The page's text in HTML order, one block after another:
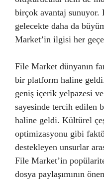
birçok avantaj sunuyor.
gelecekte daha da
Market’in ilgisi her
File Market dünyanın
bir platform haline
geniş içerik yelpazesi
sayesinde tercih edilen
haline geldi. Kültürel
optimizasyonu gibi
destekleyen unsurlar
File Market’in
dosya paylaşımının